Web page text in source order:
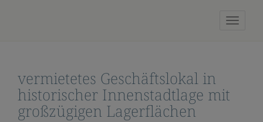
vermietetes Geschäftslokal in
historischer Innenstadtlage mit
großzügigen Lagerflächen